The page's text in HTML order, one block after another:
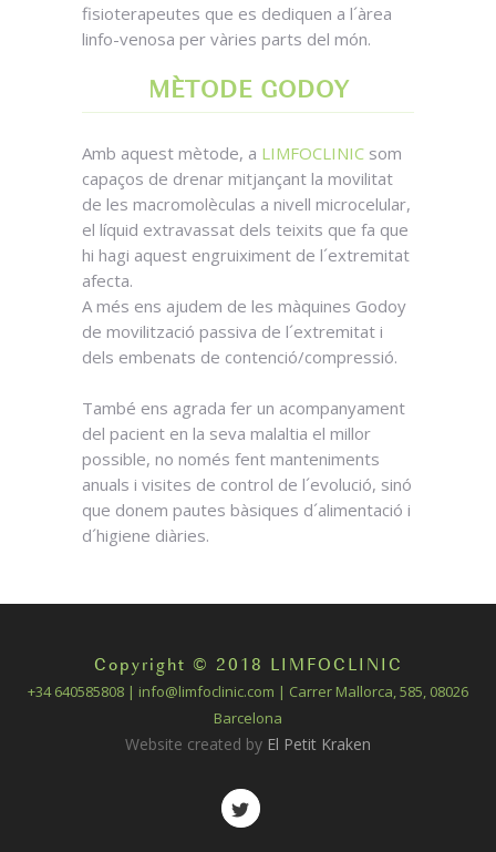
fisioterapeutes que es dediquen a l´àrea
linfo-venosa per vàries parts del món.
MÈTODE GODOY
Amb aquest mètode, a LIMFOCLINIC som
capaços de drenar mitjançant la movilitat
de les macromolèculas a nivell microcelular,
el líquid extravassat dels teixits que fa que
hi hagi aquest engruiximent de l´extremitat
afecta.
A més ens ajudem de les màquines Godoy
de movilització passiva de l´extremitat i
dels embenats de contenció/compressió.
També ens agrada fer un acompanyament
del pacient en la seva malaltia el millor
possible, no només fent manteniments
anuals i visites de control de l´evolució, sinó
que donem pautes bàsiques d´alimentació i
d´higiene diàries.
Copyright © 2018 LIMFOCLINIC
+34 640585808 | info@limfoclinic.com | Carrer Mallorca, 585, 08026
Barcelona
Website created by El Petit Kraken